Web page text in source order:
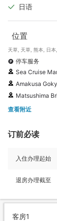
日语
位置
天草, 天草, 熊本, 日
停车服务
Sea Cruise
Amakusa
Matsushima
查看附近
订前必读
入住办理起始
退房办理截至
客房1